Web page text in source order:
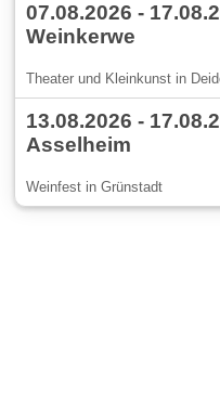
07.08.2026 -
Weinkerwe
Theater und Kleinkunst in
13.08.2026 -
Asselheim
Weinfest in Grünstadt